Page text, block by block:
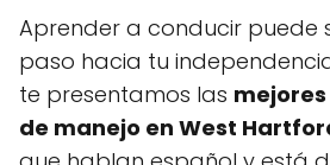
Aprender a conducir puede
paso hacia tu
te presentamos las
de manejo en West